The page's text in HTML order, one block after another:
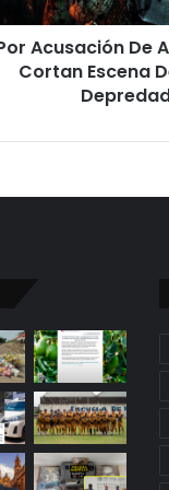
Acusación De
Cortan Escena